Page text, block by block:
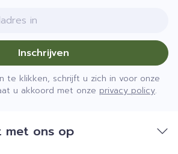
Inschrijven
te klikken, schrijft u zich in voor onze
u akkoord met onze privacy policy.
met ons op